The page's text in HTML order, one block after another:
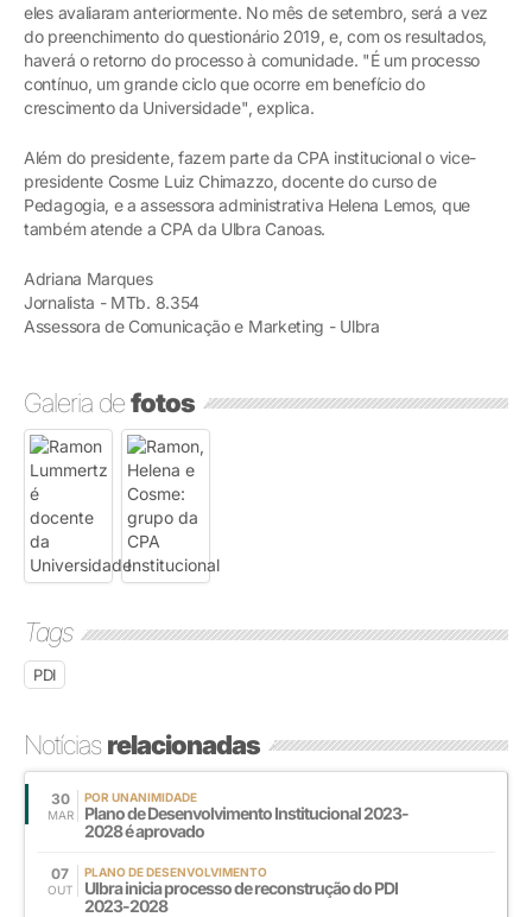
eles avaliaram anteriormente. No mês de setembro, será a vez
do preenchimento do questionário 2019, e, com os resultados,
haverá o retorno do processo à comunidade. "É um processo
contínuo, um grande ciclo que ocorre em benefício do
crescimento da Universidade", explica.
Além do presidente, fazem parte da CPA institucional o vice-
presidente Cosme Luiz Chimazzo, docente do curso de
Pedagogia, e a assessora administrativa Helena Lemos, que
também atende a CPA da Ulbra Canoas.
Adriana Marques
Jornalista - MTb. 8.354
Assessora de Comunicação e Marketing - Ulbra
Galeria defotos
Tags
PDI
Notíciasrelacionadas
30
MAR
POR UNANIMIDADE
Plano de Desenvolvimento Institucional 2023-
2028 é aprovado
07
OUT
PLANO DE DESENVOLVIMENTO
Ulbra inicia processo de reconstrução do PDI
2023-2028